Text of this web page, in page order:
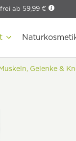
frei ab 59,99 €
Gelenke &